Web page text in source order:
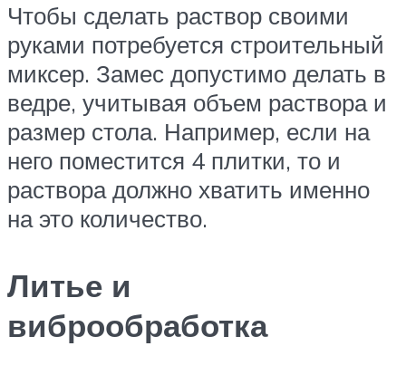
Чтобы сделать раствор своими
руками потребуется строительный
миксер. Замес допустимо делать в
ведре, учитывая объем раствора и
размер стола. Например, если на
него поместится 4 плитки, то и
раствора должно хватить именно
на это количество.
Литье и
виброобработка